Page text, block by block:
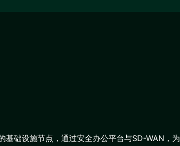
基础设施节点，通过安全办公平台与SD-WAN，为